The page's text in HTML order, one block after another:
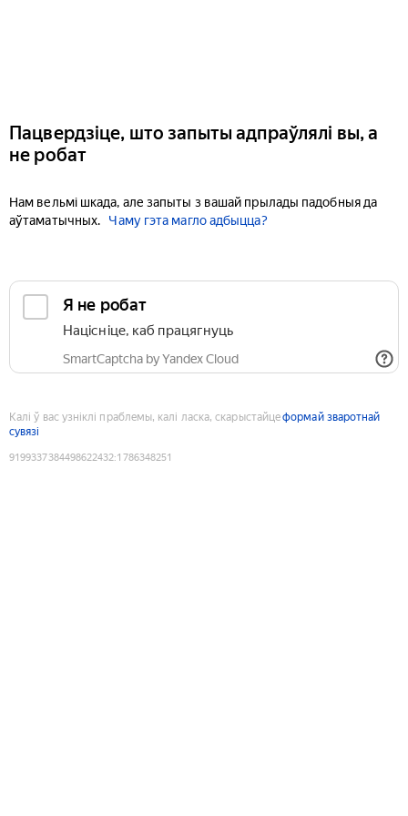
Пацвердзіце, што запыты адпраўлялі вы, а
не робат
Нам вельмі шкада, але запыты з вашай прылады падобныя да
аўтаматычных.
Чаму гэта магло адбыцца?
Я не робат
Націсніце, каб працягнуць
SmartCaptcha by Yandex Cloud
Калі ў вас узніклі праблемы, калі ласка, скарыстайцеформай зваротнай
сувязі
9199337384498622432:1786348251